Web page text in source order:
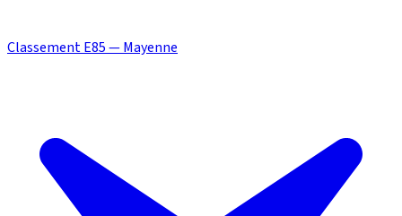
Classement E85 — Mayenne